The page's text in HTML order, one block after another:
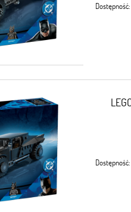
Dostępność:
Dostępność: